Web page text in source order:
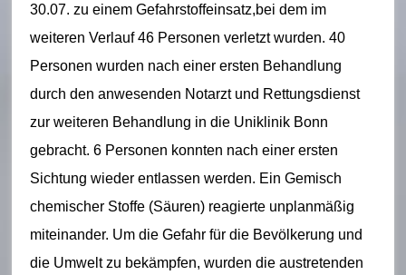
30.07. zu einem Gefahrstoffeinsatz,bei dem im
weiteren Verlauf 46 Personen verletzt wurden. 40
Personen wurden nach einer ersten Behandlung
durch den anwesenden Notarzt und Rettungsdienst
zur weiteren Behandlung in die Uniklinik Bonn
gebracht. 6 Personen konnten nach einer ersten
Sichtung wieder entlassen werden. Ein Gemisch
chemischer Stoffe (Säuren) reagierte unplanmäßig
miteinander. Um die Gefahr für die Bevölkerung und
die Umwelt zu bekämpfen, wurden die austretenden